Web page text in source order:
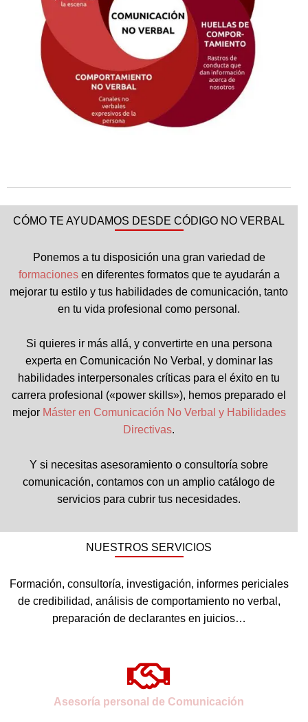
CÓMO TE AYUDAMOS DESDE CÓDIGO NO VERBAL
Ponemos a tu disposición una gran variedad de
formacionesen diferentes formatos que te ayudarán a
mejorar tu estilo y tus habilidades de comunicación, tanto
en tu vida profesional como personal.
Si quieres ir más allá, y convertirte en una persona
experta en Comunicación No Verbal, y dominar las
habilidades interpersonales críticas para el éxito en tu
carrera profesional («power skills»), hemos preparado el
mejor Máster en Comunicación No Verbal y Habilidades
Directivas.
Y si necesitas asesoramiento o consultoría sobre
comunicación, contamos con un amplio catálogo de
servicios para cubrir tus necesidades.
NUESTROS SERVICIOS
Formación, consultoría, investigación, informes periciales
de credibilidad, análisis de comportamiento no verbal,
preparación de declarantes en juicios…
Asesoría personal de Comunicación